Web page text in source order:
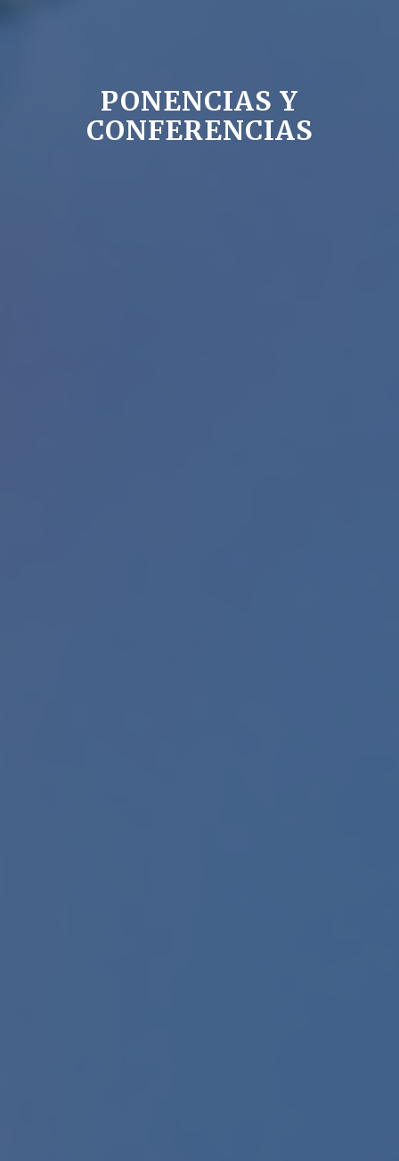
PONENCIAS Y
CONFERENCIAS